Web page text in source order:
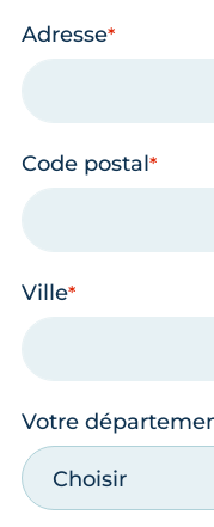
Adresse
Code postal
Ville
Votre
Choisir